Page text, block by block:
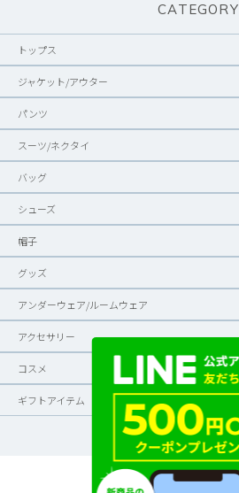
CATEGORY
トップス
ジャケット/アウター
パンツ
スーツ/ネクタイ
バッグ
シューズ
帽子
グッズ
アンダーウェア/ルームウェア
アクセサリー
コスメ
ギフトアイテム